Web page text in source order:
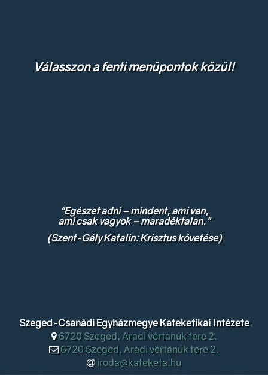
Válasszon a fenti menüpontok közül!
"Egészet adni – mindent, ami van,
ami csak vagyok – maradéktalan."
(Szent-Gály Katalin: Krisztus követése)
Szeged-Csanádi Egyházmegye Kateketikai Intézete
6720 Szeged, Aradi vértanúk tere 2.
6720 Szeged, Aradi vértanúk tere 2.
iroda@kateketa.hu